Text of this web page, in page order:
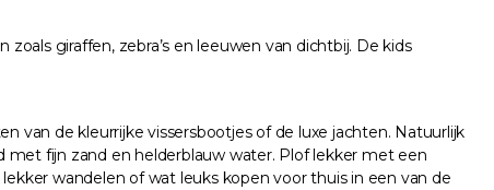
giraffen, zebra’s en leeuwen van dichtbij. De kids
van de kleurrijke vissersbootjes of de luxe jachten. Natuurlijk
met fijn zand en helderblauw water. Plof lekker met een
wandelen of wat leuks kopen voor thuis in een van de